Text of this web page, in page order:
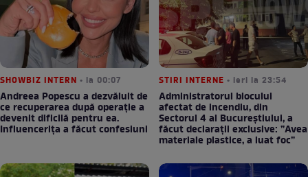
SHOWBIZ INTERN • la 00:07
Andreea Popescu a dezvăluit de
ce recuperarea după operație a
devenit dificilă pentru ea.
Influencerița a făcut confesiuni
STIRI INTERNE • ieri la 23:54
Administratorul blocului
afectat de incendiu, din
Sectorul 4 al Bucureștiului, a
făcut declarații exclusive: ”Avea
materiale plastice, a luat foc”